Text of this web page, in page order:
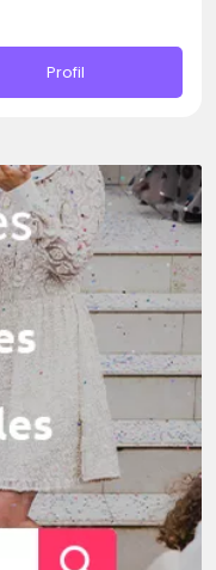
Profil